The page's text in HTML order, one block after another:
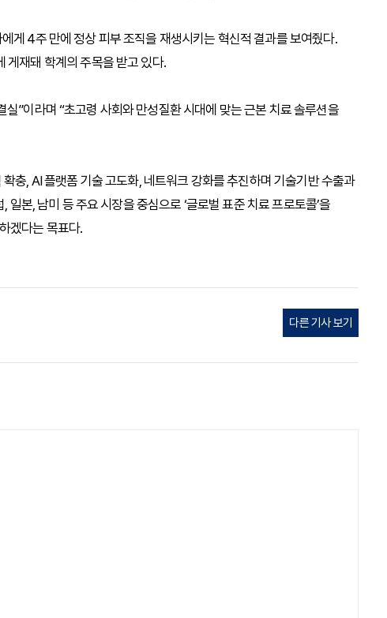
게 4주 만에 정상 피부 조직을 재생시키는 혁신적 결과를 보여줬다.
재돼 학계의 주목을 받고 있다.
”이라며 “초고령 사회와 만성질환 시대에 맞는 근본 치료 솔루션을
충, AI 플랫폼 기술 고도화, 네트워크 강화를 추진하며 기술기반 수출과
본, 남미 등 주요 시장을 중심으로 ‘글로벌 표준 치료 프로토콜’을
겠다는 목표다.
다른 기사 보기